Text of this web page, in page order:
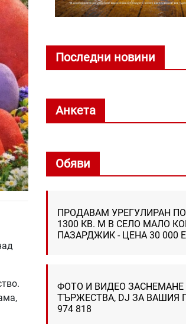
Последни новини
Анкета
Обяви
ПРОДАВАМ УРЕГУЛИРАН
1300 КВ. М В СЕЛО МАЛО
ПАЗАРДЖИК - ЦЕНА 30 000
ФОТО И ВИДЕО ЗАСНЕМАНЕ
ТЪРЖЕСТВА, DJ ЗА ВАШИЯ
974 818